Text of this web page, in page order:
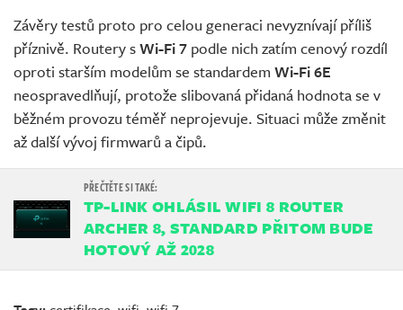
Závěry testů proto pro celou generaci nevyznívají příliš
příznivě. Routery sWi-Fi 7 podle nich zatím cenový rozdíl
oproti starším modelům se standardem Wi-Fi 6E
neospravedlňují, protože slibovaná přidaná hodnota se v
běžném provozu téměř neprojevuje. Situaci může změnit
až další vývoj firmwarů a čipů.
TP-LINK OHLÁSIL WIFI 8 ROUTER
ARCHER 8, STANDARD PŘITOM BUDE
HOTOVÝ AŽ 2028